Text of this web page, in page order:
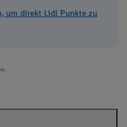
um direkt Lidl Punkte zu